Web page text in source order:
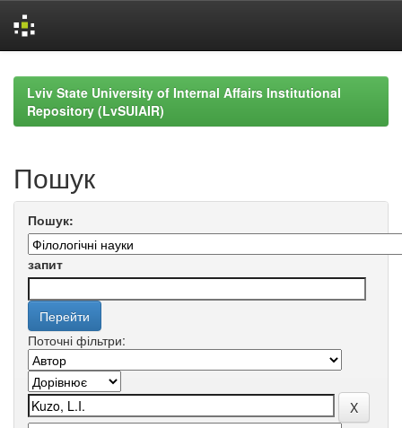
navigationLviv State University of Internal Affairs Institutional
Repository (LvSUIAIR)
Пошук
Пошук:
запит
Поточні фільтри: